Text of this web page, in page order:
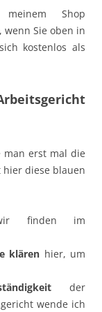
Shop
wenn Sie oben in
kostenlos als
man erst mal die
diese blauen
finden im
klären hier, um
der
wende ich